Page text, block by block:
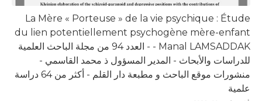
La Mère « Porteuse » de la vie psychique : Étude
du lien potentiellement psychogène mère-enfant
- Manal LAMSADDAK - العدد 94 من مجلة الباحث العلمية
للدراسات والأبحاث - المدير المسؤول ذ محمد القاسمي -
منشورات موقع الباحث و مطبعة دار القلم - أكثر من 64 دراسة
علمية